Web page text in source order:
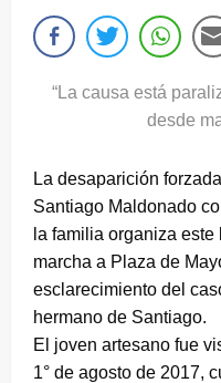
“La causa está
desde
La desaparición
Santiago Maldonado
la familia organiza
marcha a Plaza de
esclarecimiento del
hermano de Santiago.
El joven artesano fue
1° de agosto de 2017,